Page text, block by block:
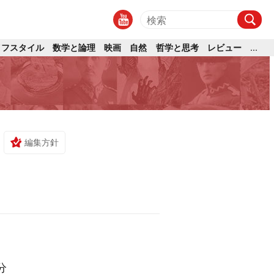
スタイル 数学と論理 映画 自然 哲学と思考 レビュー ...
編集方針